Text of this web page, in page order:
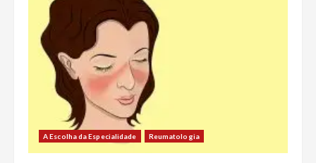
A Escolha da Especialidade Reumatologia